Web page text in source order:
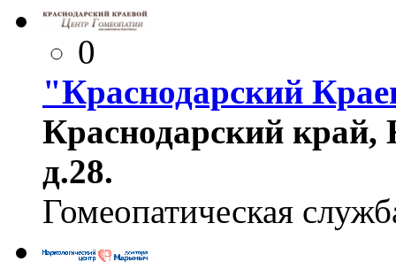
0
"Краснодарский
Краснодарский край,
д.28.
Гомеопатическая